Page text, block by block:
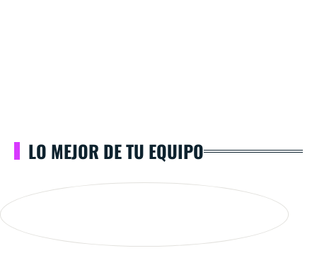
LO MEJOR DE TU EQUIPO